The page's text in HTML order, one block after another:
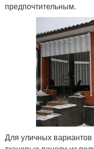
предпочтительным.
Для уличных вариантов